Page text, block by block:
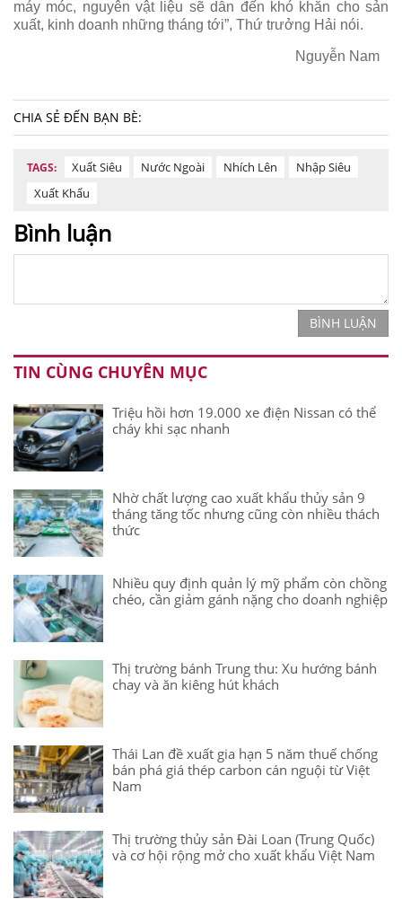
máy móc, nguyên vật liệu sẽ dẫn đến khó khăn cho sản
xuất, kinh doanh những tháng tới”, Thứ trưởng Hải nói.
Nguyễn Nam
CHIA SẺ ĐẾN BẠN BÈ:
TAGS: Xuất Siêu Nước Ngoài Nhích Lên
Nhập Siêu
Xuất Khẩu
Bình luận
BÌNH LUẬN
TIN CÙNG CHUYÊN MỤC
Triệu hồi hơn 19.000 xe điện Nissan có thể
cháy khi sạc nhanh
Nhờ chất lượng cao xuất khẩu thủy sản 9
tháng tăng tốc nhưng cũng còn nhiều thách
thức
Nhiều quy định quản lý mỹ phẩm còn chồng
chéo, cần giảm gánh nặng cho doanh nghiệp
Thị trường bánh Trung thu: Xu hướng bánh
chay và ăn kiêng hút khách
Thái Lan đề xuất gia hạn 5 năm thuế chống
bán phá giá thép carbon cán nguội từ Việt
Nam
Thị trường thủy sản Đài Loan (Trung Quốc)
và cơ hội rộng mở cho xuất khẩu Việt Nam